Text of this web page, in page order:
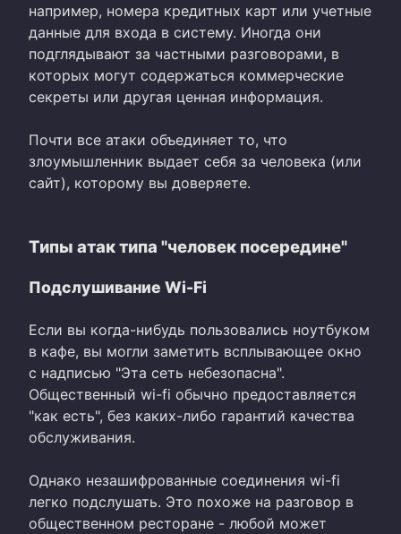
например, номера кредитных карт или учетные
данные для входа в систему. Иногда они
подглядывают за частными разговорами, в
которых могут содержаться коммерческие
секреты или другая ценная информация.
Почти все атаки объединяет то, что
злоумышленник выдает себя за человека (или
сайт), которому вы доверяете.
Типы атак типа "человек посередине"
Подслушивание Wi-Fi
Если вы когда-нибудь пользовались ноутбуком
в кафе, вы могли заметить всплывающее окно
с надписью "Эта сеть небезопасна".
Общественный wi-fi обычно предоставляется
"как есть", без каких-либо гарантий качества
обслуживания.
Однако незашифрованные соединения wi-fi
легко подслушать. Это похоже на разговор в
общественном ресторане - любой может